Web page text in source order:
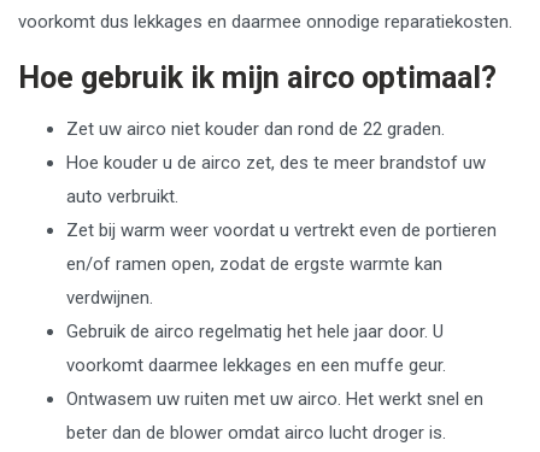
voorkomt dus lekkages en daarmee onnodige reparatiekosten.
Hoe gebruik ik mijn airco optimaal?
Zet uw airco niet kouder dan rond de 22 graden.
Hoe kouder u de airco zet, des te meer brandstof uw
auto verbruikt.
Zet bij warm weer voordat u vertrekt even de portieren
en/of ramen open, zodat de ergste warmte kan
verdwijnen.
Gebruik de airco regelmatig het hele jaar door. U
voorkomt daarmee lekkages en een muffe geur.
Ontwasem uw ruiten met uw airco. Het werkt snel en
beter dan de blower omdat airco lucht droger is.